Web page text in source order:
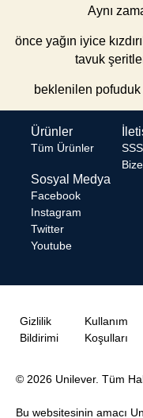
Aynı
önce yağın iyice
tavuk
beklenilen pofuduk
Ürünler
Tüm Ürünler
SSS
Sosyal Medya
Facebook
Instagram
Twitter
Youtube
© 2026 Unilever. Tüm
Bu websitesinin amacı
Gizlilik
Bildirimi
Kullanım
Koşulları